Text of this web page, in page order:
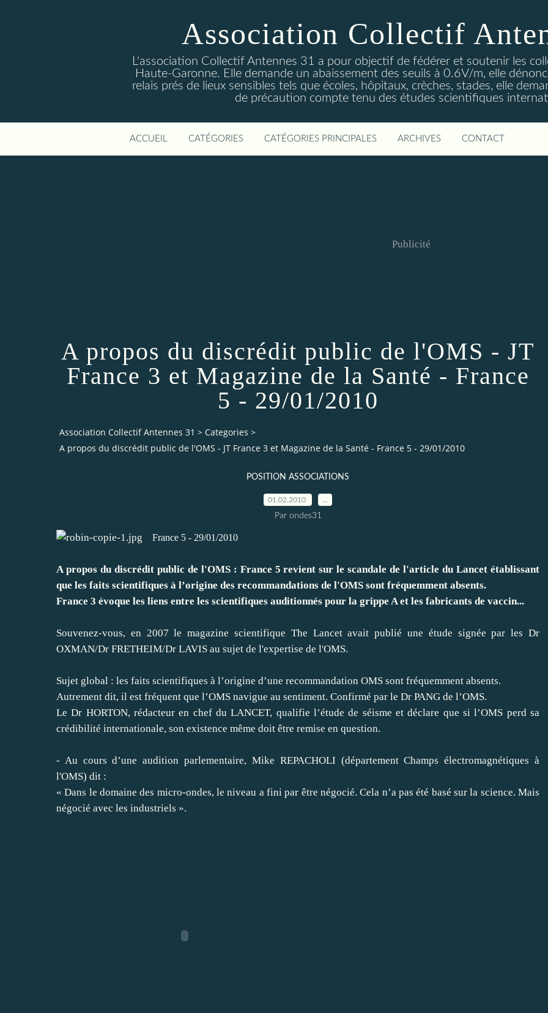
Association Collectif
L'association Collectif Antennes 31 a pour objectif de fédérer et soutenir les
Haute-Garonne. Elle demande un abaissement des seuils à 0.6V/m, elle
relais prés de lieux sensibles tels que écoles, hôpitaux, crèches, stades, elle
de précaution compte tenu des études scientifiques
ACCUEIL CATÉGORIES CATÉGORIES PRINCIPALES ARCHIVES CONTACT
Publicité
A propos du discrédit public de l'OMS - JT
France 3 et Magazine de la Santé - France
5 - 29/01/2010
Association Collectif Antennes 31 > Categories >
A propos du discrédit public de l'OMS - JT France 3 et Magazine de la Santé - France 5 - 29/01/2010
POSITION ASSOCIATIONS
01.02.2010
Par ondes31
France 5 - 29/01/2010
A propos du discrédit public de l'OMS : France 5 revient sur le scandale de l'article du Lancet établissant
que les faits scientifiques à l’origine des recommandations de l'OMS sont fréquemment absents.
France 3 évoque les liens entre les scientifiques auditionnés pour la grippe A et les fabricants de vaccin...
Souvenez-vous, en 2007 le magazine scientifique The Lancet avait publié une étude signée par les Dr
OXMAN/Dr FRETHEIM/Dr LAVIS au sujet de l'expertise de l'OMS.
Sujet global : les faits scientifiques à l’origine d’une recommandation OMS sont fréquemment absents.
Autrement dit, il est fréquent que l’OMS navigue au sentiment. Confirmé par le Dr PANG de l’OMS.
Le Dr HORTON, rédacteur en chef du LANCET, qualifie l’étude de séisme et déclare que si l’OMS perd sa
crédibilité internationale, son existence même doit être remise en question.
- Au cours d’une audition parlementaire, Mike REPACHOLI (département Champs électromagnétiques à
l'OMS) dit :
« Dans le domaine des micro-ondes, le niveau a fini par être négocié. Cela n’a pas été basé sur la science. Mais
négocié avec les industriels ».